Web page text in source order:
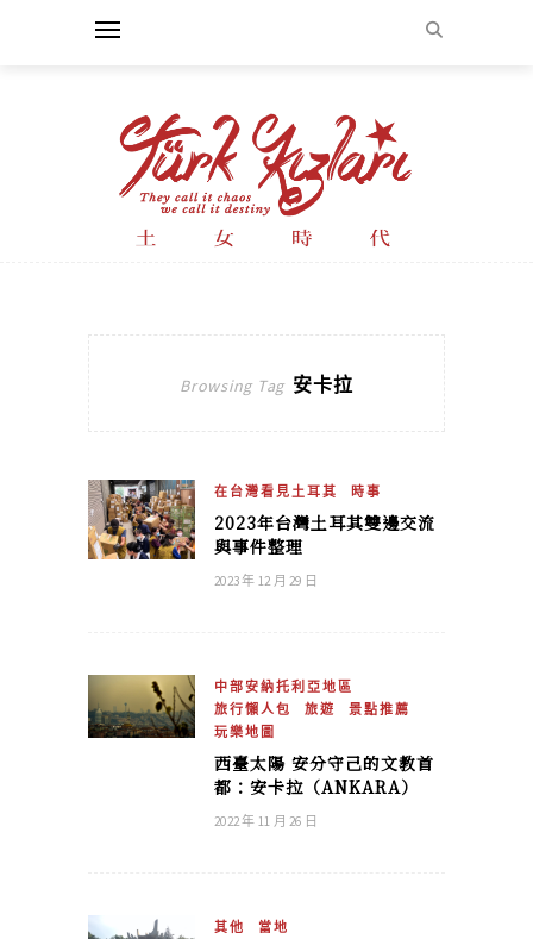
Browsing Tag 安卡拉
在台灣看見土耳其 時事
2023年台灣土耳其雙邊交流
與事件整理
2023 年 12 月 29 日
中部安納托利亞地區
旅行懶人包
旅遊
景點推薦
玩樂地圖
西臺太陽 安分守己的文教首
都：安卡拉（ANKARA）
2022 年 11 月 26 日
其他 當地